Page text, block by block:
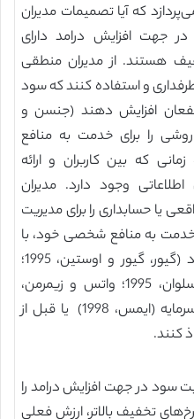
که آیا تصمیمات مدیران
جهت افزایش درامد دارای
هستند. از مدیران منطقی
و استفاده کنند که سود
افزایش دهند (جنسن و
مالی، روشی را برای خدمت به منافع
که بین کاربران و ارائه
وجود دارد. مدیران
یا حسابداری را برای مدیریت
خدمت به منافع شخصی خود، با
ارائه جبران عملکرد مبتنی بر سود (گیور، گیور و اوستین، 1995؛
هیلی، 1985؛ هولثازن، لارکر و اسلوان، 1995؛ واتس و زیمرمن،
1986) برای تحقق انتظارات بازار سرمایه (ایمس، 1998) یا قبل از
سود در جهت افزایش درامد را
تخفیف بالاتر، ارزش فعلی